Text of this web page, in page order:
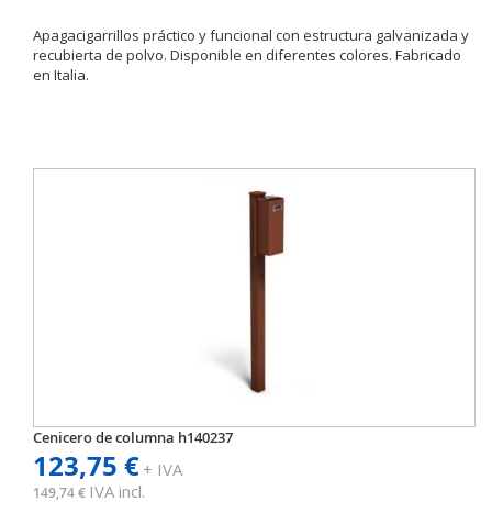
Apagacigarrillos práctico y funcional con estructura galvanizada y
recubierta de polvo. Disponible en diferentes colores. Fabricado
en Italia.
Cenicero de columna h140237
123,75 €+ IVA
149,74 € IVA incl.